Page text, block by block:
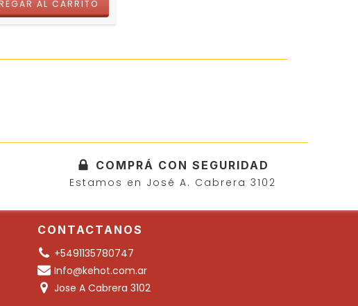
COMPRÁ CON SEGURIDAD
Estamos en José A. Cabrera 3102
CONTACTANOS
+5491135780747
Info@kehot.com.ar
Jose A Cabrera 3102